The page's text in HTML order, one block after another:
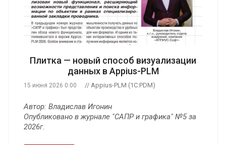
Плитка — новый способ визуализации
данных в Appius-PLM
15 июня 2026 0:00 // Appius-PLM (1C:PDM)
Автор: Владислав Игонин
Опубликовано в журнале "САПР и графика" №5 за
2026г.